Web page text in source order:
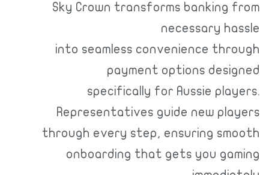
Sky Crown transforms
necessary
into seamless convenience
payment options
specifically for Aussie
Representatives guide new
through every step, ensuring
onboarding that gets you